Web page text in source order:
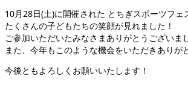
10月28日(土)に開催された とちぎスポーツフ
たくさんの子どもたちの笑顔が見れました！
ご参加いただいたみなさまありがとうございま
また、今年もこのような機会をいただきありが
今後ともよろしくお願いいたします！